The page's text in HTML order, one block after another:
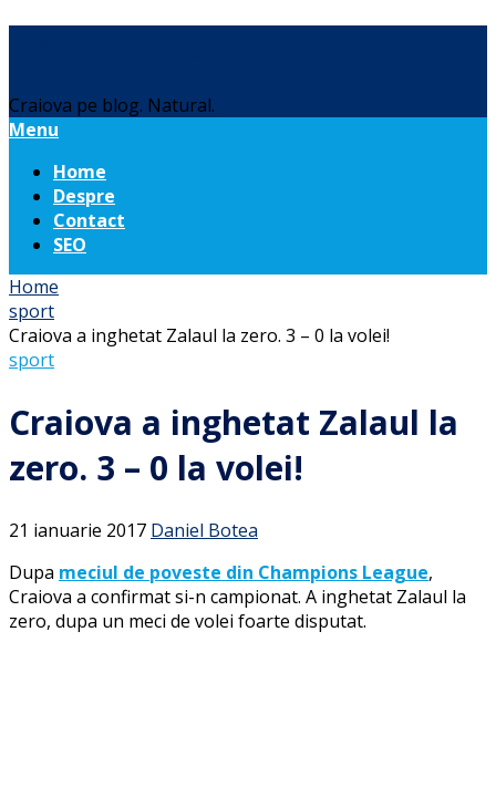
Craiova pe blog. Natural.
Menu
Home
Despre
Contact
SEO
Home
sport
Craiova a inghetat Zalaul la zero. 3 – 0 la volei!
sport
Craiova a inghetat Zalaul la
zero. 3 – 0 la volei!
21 ianuarie 2017 Daniel Botea
Dupa meciul de poveste din Champions League,
Craiova a confirmat si-n campionat. A inghetat Zalaul la
zero, dupa un meci de volei foarte disputat.